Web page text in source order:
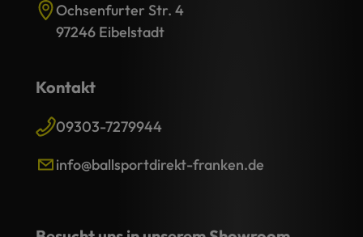
Ochsenfurter Str. 4
97246 Eibelstadt
Kontakt
09303-7279944
info@ballsportdirekt-franken.de